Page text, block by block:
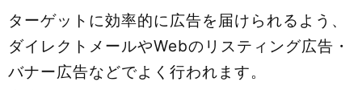
ターゲットに効率的に広告を届けられるよう、
ダイレクトメールやWebのリスティング広告・
バナー広告などでよく行われます。